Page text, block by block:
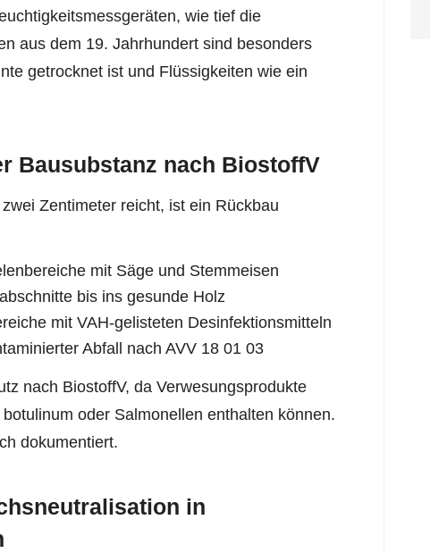
wie tief die
aus dem 19. Jahrhundert sind besonders
getrocknet ist und Flüssigkeiten wie ein
Bausubstanz nach BiostoffV
Zentimeter reicht, ist ein Rückbau
mit Säge und Stemmeisen
bis ins gesunde Holz
mit VAH-gelisteten Desinfektionsmitteln
Abfall nach AVV 18 01 03
nach BiostoffV, da Verwesungsprodukte
oder Salmonellen enthalten können.
dokumentiert.
in